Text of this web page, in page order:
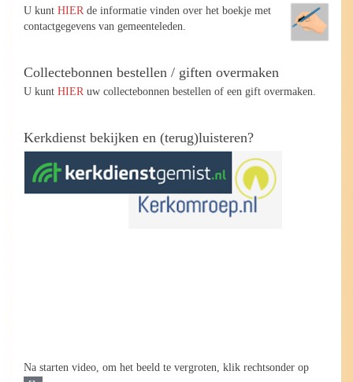
U kunt HIER de informatie vinden over het boekje met
contactgegevens van gemeenteleden.
Collectebonnen bestellen / giften overmaken
U kunt HIER uw collectebonnen bestellen of een gift overmaken.
Kerkdienst bekijken en (terug)luisteren?
Na starten video, om het beeld te vergroten, klik rechtsonder op